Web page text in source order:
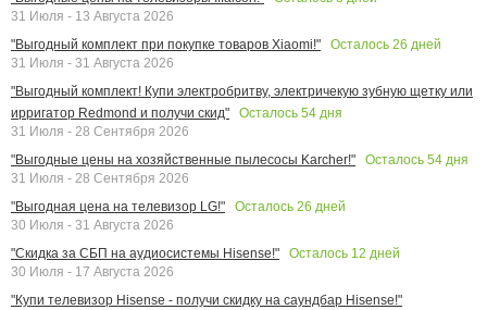
31 Июля - 13 Августа 2026
"Выгодный комплект при покупке товаров Xiaomi!"
Осталось 26 дней
31 Июля - 31 Августа 2026
"Выгодный комплект! Купи электробритву, электричекую зубную щетку или
ирригатор Redmond и получи скид"
Осталось 54 дня
31 Июля - 28 Сентября 2026
"Выгодные цены на хозяйственные пылесосы Karcher!"
Осталось 54 дня
31 Июля - 28 Сентября 2026
"Выгодная цена на телевизор LG!"
Осталось 26 дней
30 Июля - 31 Августа 2026
"Скидка за СБП на аудиосистемы Hisense!"
Осталось 12 дней
30 Июля - 17 Августа 2026
"Купи телевизор Hisense - получи скидку на саундбар Hisense!"